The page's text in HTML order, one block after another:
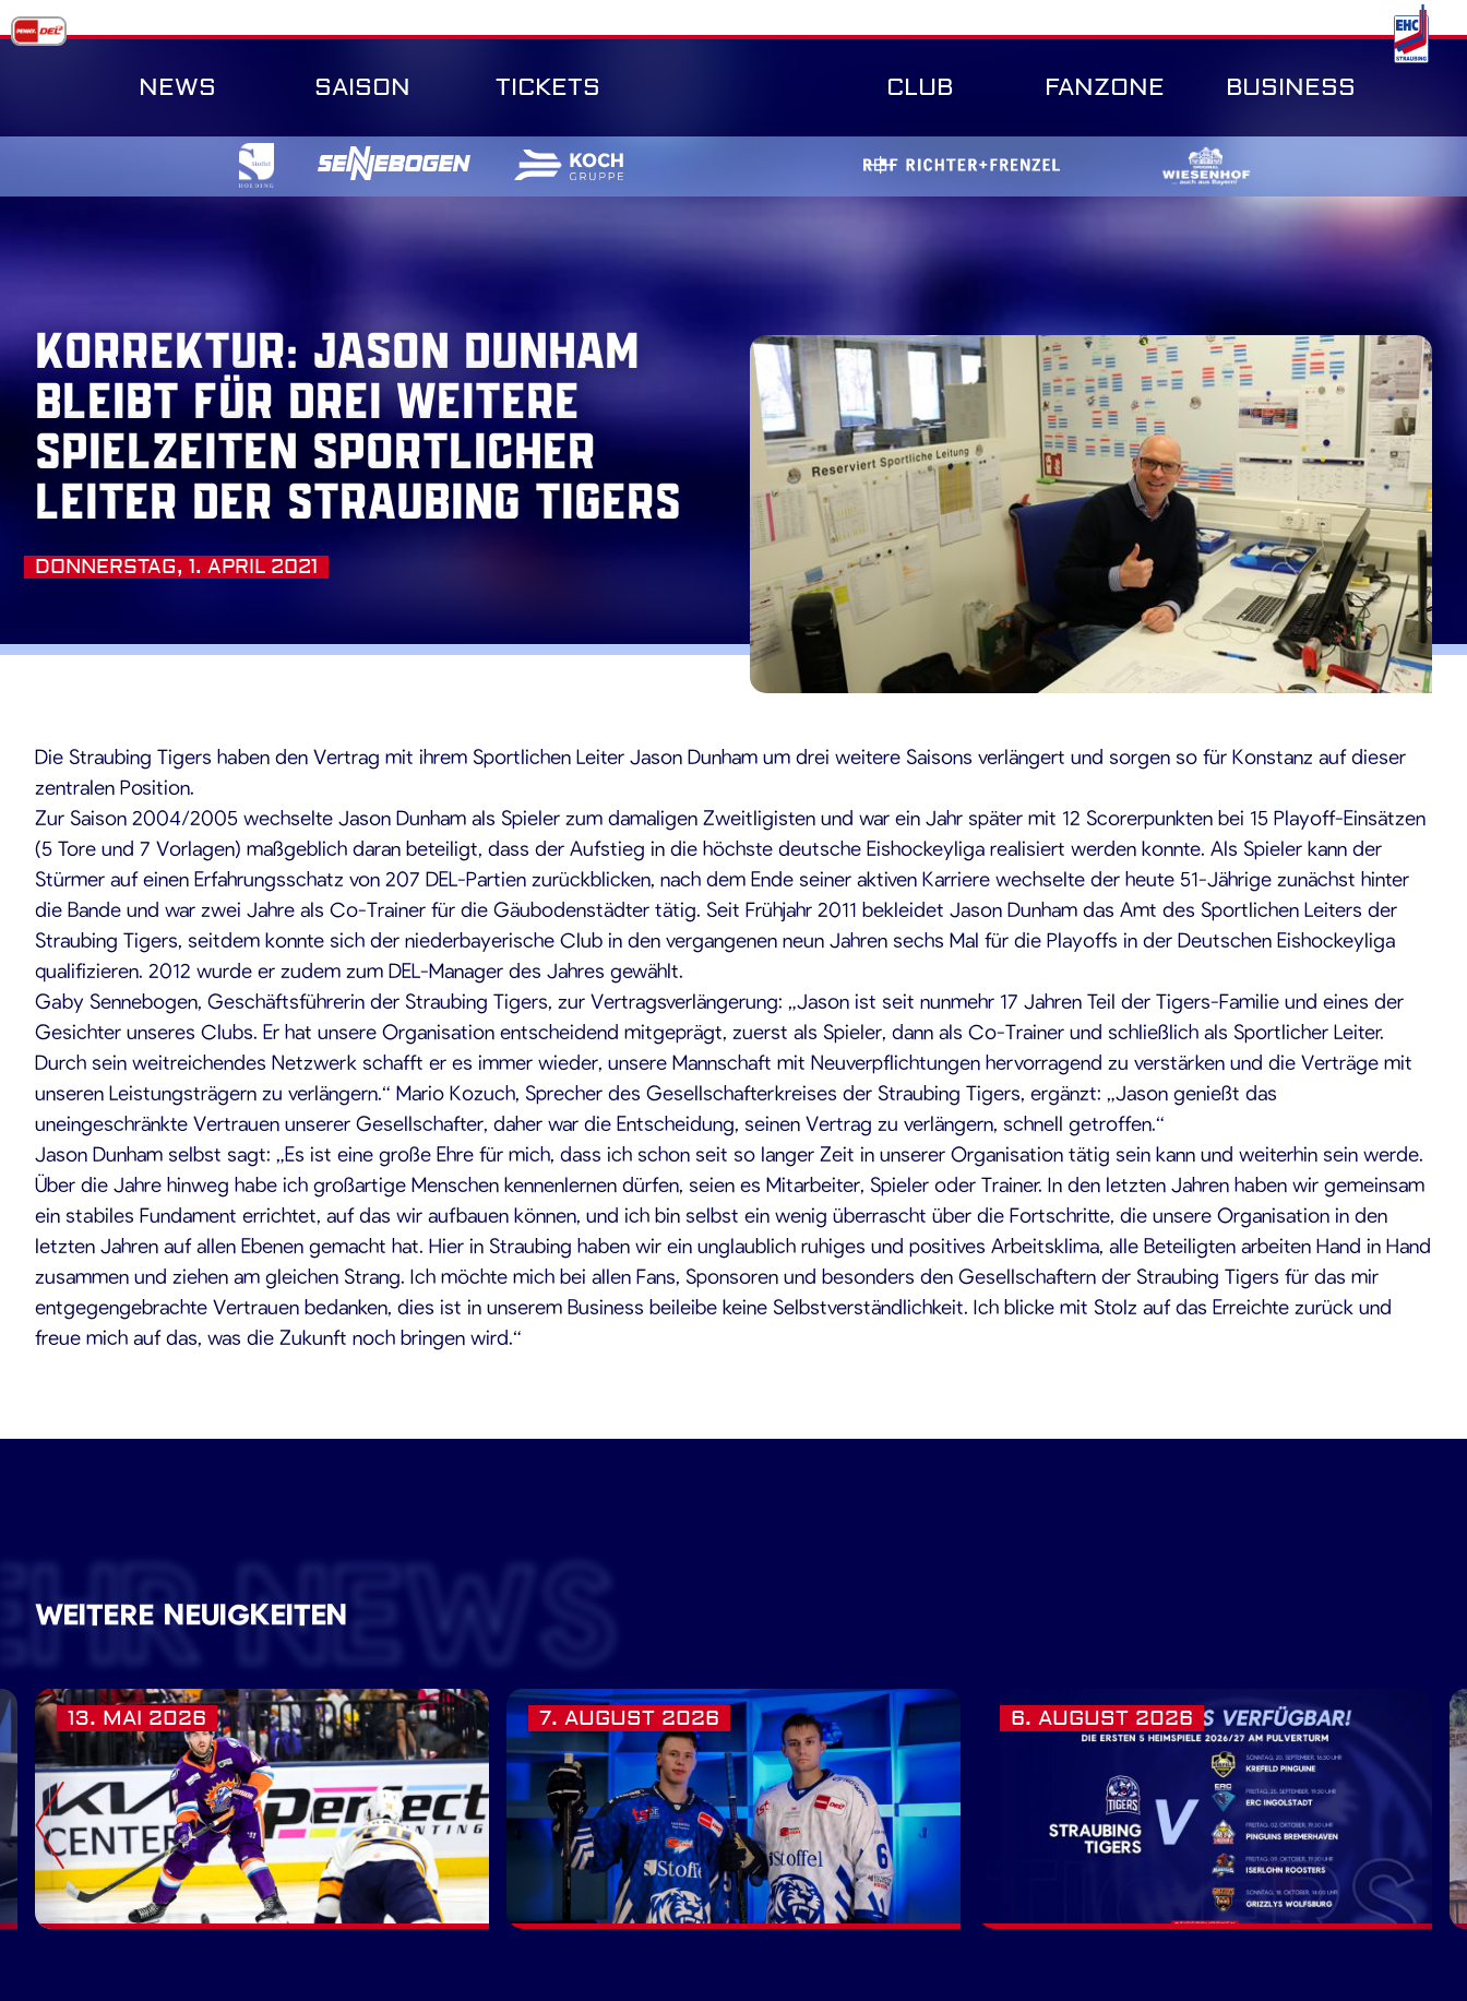
Skip
to
NEWS SAISON TICKETS CLUB FANZONE BUSINESS
Korrektur: Jason Dunham
bleibt für drei weitere
Spielzeiten Sportlicher
Leiter der Straubing Tigers
DONNERSTAG, 1. APRIL 2021
Die Straubing Tigers haben den Vertrag mit ihrem Sportlichen Leiter Jason Dunham um drei weitere Saisons verlängert und sorgen so für Konstanz auf dieser
zentralen Position.
Zur Saison 2004/2005 wechselte Jason Dunham als Spieler zum damaligen Zweitligisten und war ein Jahr später mit 12 Scorerpunkten bei 15 Playoff-Einsätzen
(5 Tore und 7 Vorlagen) maßgeblich daran beteiligt, dass der Aufstieg in die höchste deutsche Eishockeyliga realisiert werden konnte. Als Spieler kann der
Stürmer auf einen Erfahrungsschatz von 207 DEL-Partien zurückblicken, nach dem Ende seiner aktiven Karriere wechselte der heute 51-Jährige zunächst hinter
die Bande und war zwei Jahre als Co-Trainer für die Gäubodenstädter tätig. Seit Frühjahr 2011 bekleidet Jason Dunham das Amt des Sportlichen Leiters der
Straubing Tigers, seitdem konnte sich der niederbayerische Club in den vergangenen neun Jahren sechs Mal für die Playoffs in der Deutschen Eishockeyliga
qualifizieren. 2012 wurde er zudem zum DEL-Manager des Jahres gewählt.
Gaby Sennebogen, Geschäftsführerin der Straubing Tigers, zur Vertragsverlängerung: „Jason ist seit nunmehr 17 Jahren Teil der Tigers-Familie und eines der
Gesichter unseres Clubs. Er hat unsere Organisation entscheidend mitgeprägt, zuerst als Spieler, dann als Co-Trainer und schließlich als Sportlicher Leiter.
Durch sein weitreichendes Netzwerk schafft er es immer wieder, unsere Mannschaft mit Neuverpflichtungen hervorragend zu verstärken und die Verträge mit
unseren Leistungsträgern zu verlängern.“ Mario Kozuch, Sprecher des Gesellschafterkreises der Straubing Tigers, ergänzt: „Jason genießt das
uneingeschränkte Vertrauen unserer Gesellschafter, daher war die Entscheidung, seinen Vertrag zu verlängern, schnell getroffen.“
Jason Dunham selbst sagt: „Es ist eine große Ehre für mich, dass ich schon seit so langer Zeit in unserer Organisation tätig sein kann und weiterhin sein werde.
Über die Jahre hinweg habe ich großartige Menschen kennenlernen dürfen, seien es Mitarbeiter, Spieler oder Trainer. In den letzten Jahren haben wir gemeinsam
ein stabiles Fundament errichtet, auf das wir aufbauen können, und ich bin selbst ein wenig überrascht über die Fortschritte, die unsere Organisation in den
letzten Jahren auf allen Ebenen gemacht hat. Hier in Straubing haben wir ein unglaublich ruhiges und positives Arbeitsklima, alle Beteiligten arbeiten Hand in Hand
zusammen und ziehen am gleichen Strang. Ich möchte mich bei allen Fans, Sponsoren und besonders den Gesellschaftern der Straubing Tigers für das mir
entgegengebrachte Vertrauen bedanken, dies ist in unserem Business beileibe keine Selbstverständlichkeit. Ich blicke mit Stolz auf das Erreichte zurück und
freue mich auf das, was die Zukunft noch bringen wird.“
WEITERE NEUIGKEITENNEWS
7. AUGUST 2026 6. AUGUST 2026
13. MAI 2026